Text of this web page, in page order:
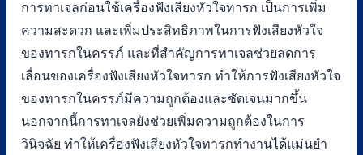
การทาเจลก่อนใช้เครื่องฟังเสียงหัวใจทารก เป็นการเพิ่ม
ความสะดวก และเพิ่มประสิทธิภาพในการฟังเสียงหัวใจ
ของทารกในครรภ์ และที่สำคัญการทาเจลช่วยลดการ
เลื่อนของเครื่องฟังเสียงหัวใจทารก ทำให้การฟังเสียงหัวใจ
ของทารกในครรภ์มีความถูกต้องและชัดเจนมากขึ้น
นอกจากนี้การทาเจลยังช่วยเพิ่มความถูกต้องในการ
วินิจฉัย ทำให้เครื่องฟังเสียงหัวใจทารกทำงานได้แม่นยำ